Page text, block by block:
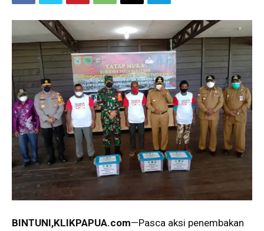
BINTUNI,KLIKPAPUA.com—Pasca aksi penembakan